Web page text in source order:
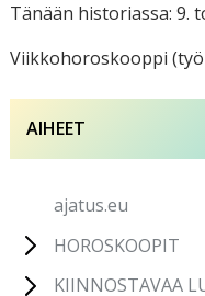
Tänään historiassa: 9.
Viikkohoroskooppi
AIHEET
ajatus.eu
HOROSKOOPIT
KIINNOSTAVAA